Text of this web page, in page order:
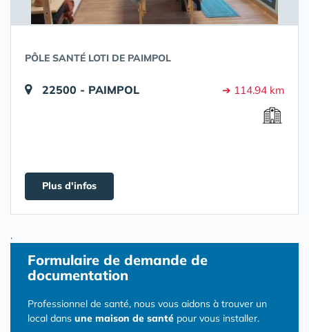
PÔLE SANTÉ LOTI DE PAIMPOL
22500 - PAIMPOL ➔ 114.94 km
Plus d'infos
.
Formulaire de demande de
documentation
Professionnel de santé, nous vous aidons à trouver un
local dans une maison de santé pour vous installer.